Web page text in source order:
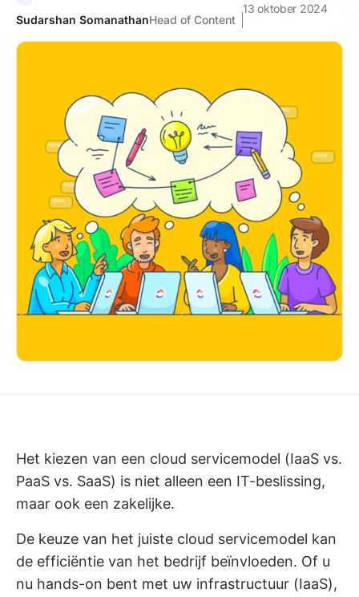
Sudarshan SomanathanHead of Content
13 oktober 2024
Het kiezen van een cloud servicemodel (IaaS vs.
PaaS vs. SaaS) is niet alleen een IT-beslissing,
maar ook een zakelijke.
De keuze van het juiste cloud servicemodel kan
de efficiëntie van het bedrijf beïnvloeden. Of u
nu hands-on bent met uw infrastructuur (IaaS),